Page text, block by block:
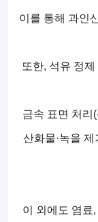
이를 통해 과인
또한, 석유 정
금속 표면 처리
산화물·녹을
이 외에도 염료